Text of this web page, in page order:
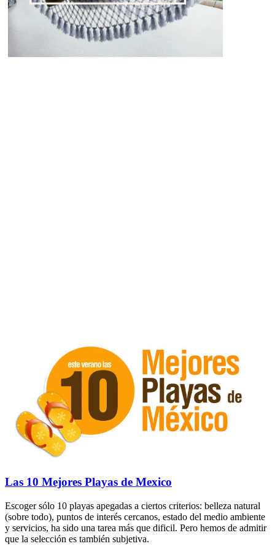
Las 10 Mejores Playas de Mexico
Escoger sólo 10 playas apegadas a ciertos criterios: belleza natural
(sobre todo), puntos de interés cercanos, estado del medio ambiente
y servicios, ha sido una tarea más que dificil. Pero hemos de admitir
que la selección es también subjetiva.